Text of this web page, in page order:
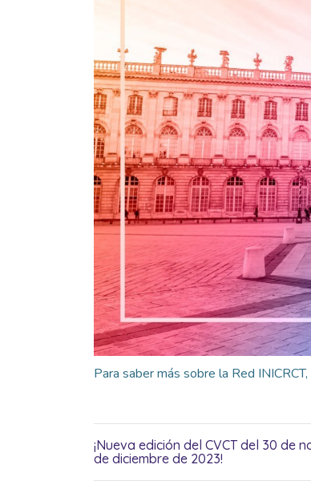
Para saber más sobre la Red INICRCT,
¡Nueva edición del CVCT del 30 de
de diciembre de 2023!